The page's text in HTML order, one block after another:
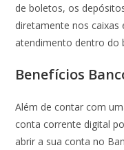
de boletos, os
diretamente nos caixas
atendimento dentro do
Benefícios
Além de contar com
conta corrente digital
abrir a sua conta no